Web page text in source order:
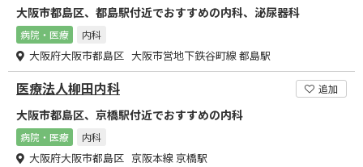
大阪市都島区、都島駅付近でおすすめの内科、泌尿器科
病院・医療 内科
大阪府大阪市都島区 大阪市営地下鉄谷町線 都島駅
医療法人柳田内科 追加
大阪市都島区、京橋駅付近でおすすめの内科
病院・医療 内科
大阪府大阪市都島区 京阪本線 京橋駅